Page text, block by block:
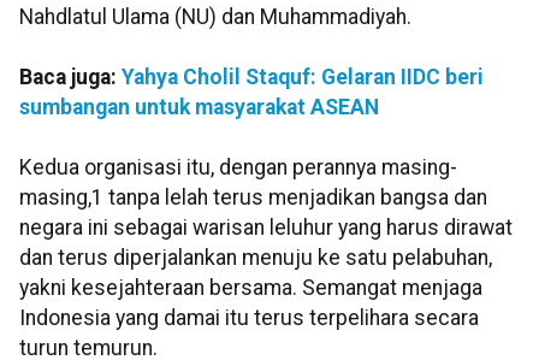
Nahdlatul Ulama (NU) dan Muhammadiyah.
Baca juga: Yahya Cholil Staquf: Gelaran IIDC beri
sumbangan untuk masyarakat ASEAN
Kedua organisasi itu, dengan perannya masing-
masing,1 tanpa lelah terus menjadikan bangsa dan
negara ini sebagai warisan leluhur yang harus dirawat
dan terus diperjalankan menuju ke satu pelabuhan,
yakni kesejahteraan bersama. Semangat menjaga
Indonesia yang damai itu terus terpelihara secara
turun temurun.